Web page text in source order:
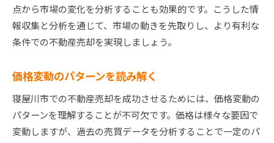
点から市場の変化を分析することも効果的です。こうした情
報収集と分析を通じて、市場の動きを先取りし、より有利な
条件での不動産売却を実現しましょう。
価格変動のパターンを読み解く
寝屋川市での不動産売却を成功させるためには、価格変動の
パターンを理解することが不可欠です。価格は様々な要因で
変動しますが、過去の売買データを分析することで一定のパ